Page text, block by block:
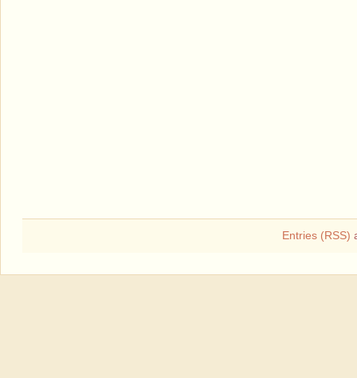
Entries (RSS)